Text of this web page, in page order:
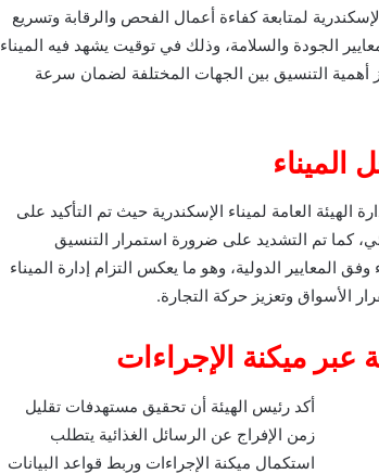
لمتابعة كفاءة أعمال الفحص والرقابة وتسريع
الجودة والسلامة، وذلك في توقيت يشهد فيه الميناء
أهمية التنسيق بين الجهات المختلفة لضمان سرعة
العامة لميناء الإسكندرية حيث تم التأكيد على
كما تم التشديد على ضرورة استمرار التنسيق
المعايير الدولية، وهو ما يعكس التزام إدارة الميناء
الأسواق وتعزيز حركة التجارة.
عبر ميكنة الإجراءات
أكد رئيس الهيئة أن تحقيق مستهدفات تقليل
زمن الإفراج عن الرسائل الغذائية يتطلب
استكمال ميكنة الإجراءات وربط قواعد البيانات